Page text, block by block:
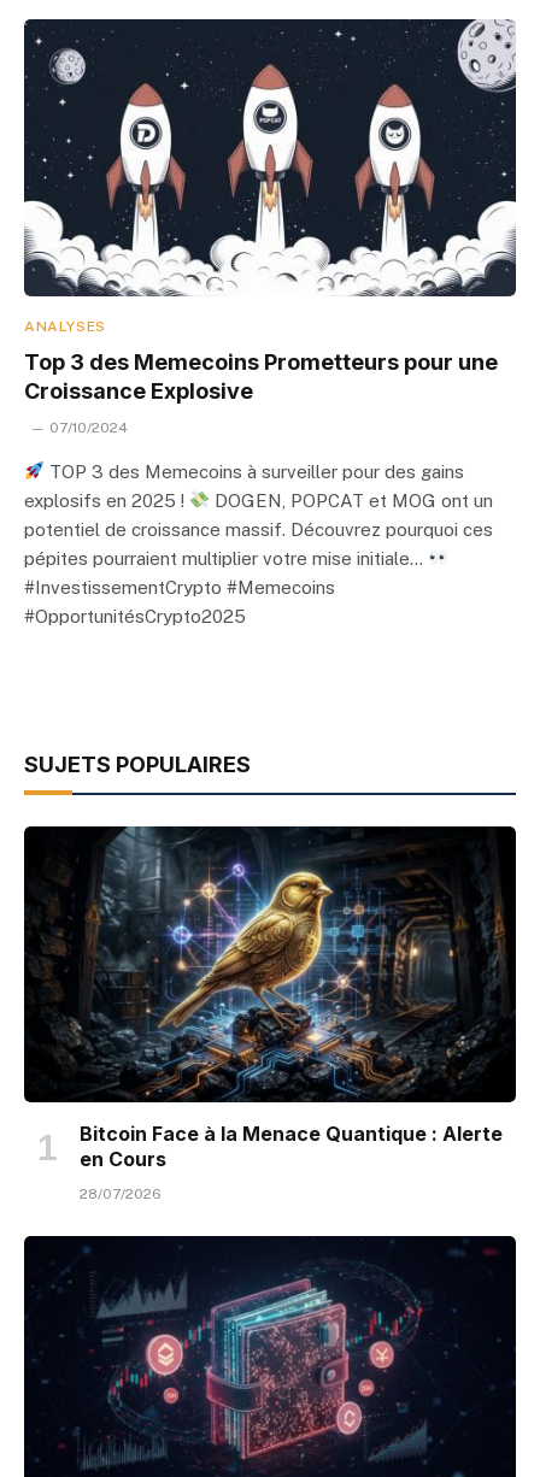
ANALYSES
Top 3 des Memecoins Prometteurs pour une
Croissance Explosive
07/10/2024
TOP 3 des Memecoins à surveiller pour des gains
explosifs en 2025 !
DOGEN, POPCAT et MOG ont un
potentiel de croissance massif. Découvrez pourquoi ces
pépites pourraient multiplier votre mise initiale…
#InvestissementCrypto #Memecoins
#OpportunitésCrypto2025
SUJETS POPULAIRES
Bitcoin Face à la Menace Quantique : Alerte
en Cours
28/07/2026